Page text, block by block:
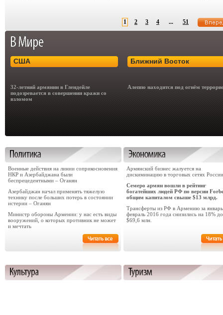
1 2 3 4 ... 51
США
32-летний армянин в Глендейле
подозревается в совершении кражи со
взломом
Ближний Восток
Алеппо находится под огнём
Военные действия на линии соприкосновения
НКР и Азербайджана были
беспрецедентными – Оганян
Азербайджан начал применять тяжелую
технику после больших потерь в состоянии
истерии – Оганян
Министр обороны Армении: у нас есть виды
вооружений, о которых противник не может
и мечтать
Армянский бизнес жалуется на
дискиминацию в торговых сетях России
Семеро армян вошли в рейтинг
богатейших людей РФ по версии
общим капиталом свыше $13 млрд.
Трансферты из РФ в Армению за
февраль 2016 года снизились на 18% до
$69,6 млн.